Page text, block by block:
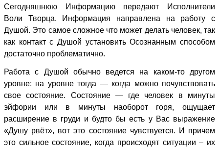
Сегодняшнюю Информацию передают Исполнители
Воли Творца. Информация направлена на работу с
Душой. Это самое сложное что может делать человек, так
как контакт с Душой установить Осознанным способом
достаточно проблематично.
Работа с Душой обычно ведется на каком-то другом
уровне: на уровне тогда — когда можно почувствовать
свое состояние. Состояние — где человек в минуты
эйфории или в минуты наоборот горя, ощущает
расширение в груди и будто бы есть у Вас выражение
«Душу рвёт», вот это состояние чувствуется. И причем
это сильное состояние, когда происходят ситуации – их